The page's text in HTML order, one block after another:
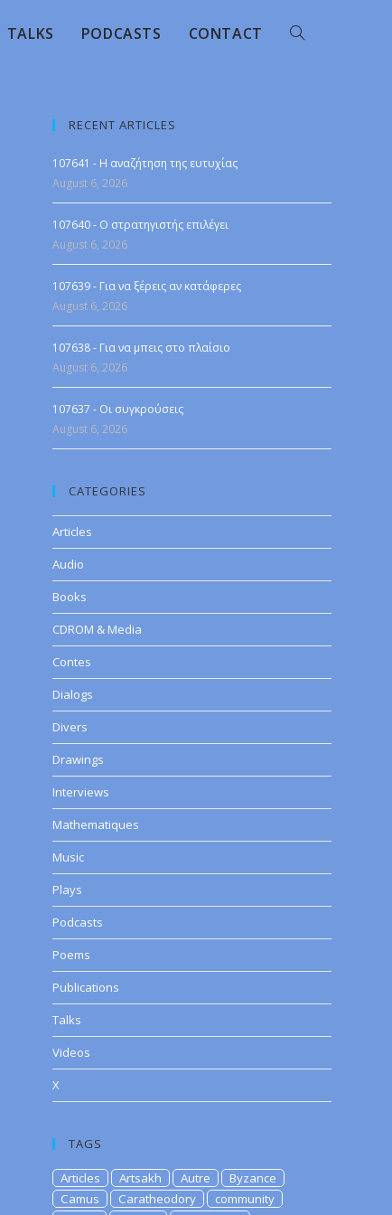
TALKS PODCASTS CONTACT
RECENT ARTICLES
107641 - Η αναζήτηση της ευτυχίας
August 6, 2026
107640 - Ο στρατηγιστής επιλέγει
August 6, 2026
107639 - Για να ξέρεις αν κατάφερες
August 6, 2026
107638 - Για να μπεις στο πλαίσιο
August 6, 2026
107637 - Οι συγκρούσεις
August 6, 2026
CATEGORIES
Articles
Audio
Books
CDROM & Media
Contes
Dialogs
Divers
Drawings
Interviews
Mathematiques
Music
Plays
Podcasts
Poems
Publications
Talks
Videos
X
TAGS
Articles Artsakh Autre
Byzance
Camus
Caratheodory
community